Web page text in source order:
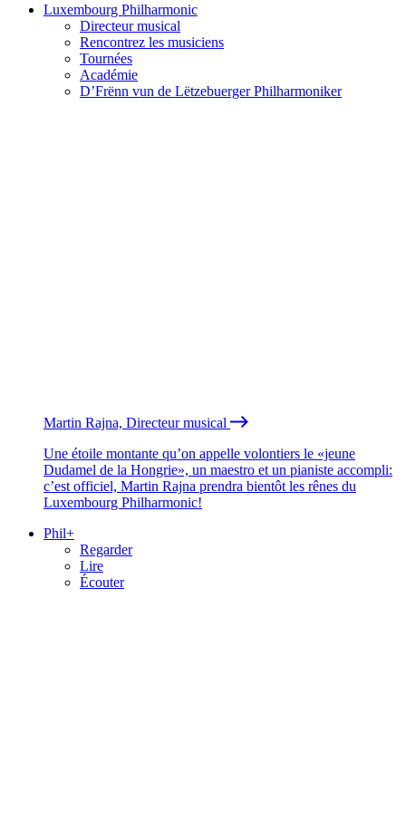
Luxembourg Philharmonic
Directeur musical
Rencontrez les musiciens
Tournées
Académie
D’Frënn vun de Lëtzebuerger Philharmoniker
Martin Rajna, Directeur musical
Une étoile montante qu’on appelle volontiers le «jeune
Dudamel de la Hongrie», un maestro et un pianiste accompli:
c’est officiel, Martin Rajna prendra bientôt les rênes du
Luxembourg Philharmonic!
Phil+
Regarder
Lire
Écouter